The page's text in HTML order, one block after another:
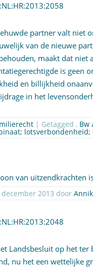
partner valt niet
van de nieuwe
maakt dat niet
is geen
en billijkheid
in het
| Getagged , Bw
van uitzendkrachten
CB 2013-211 Geplaatst op 27 december 2013 door
Landsbesluit op het
nu het een wettelijke